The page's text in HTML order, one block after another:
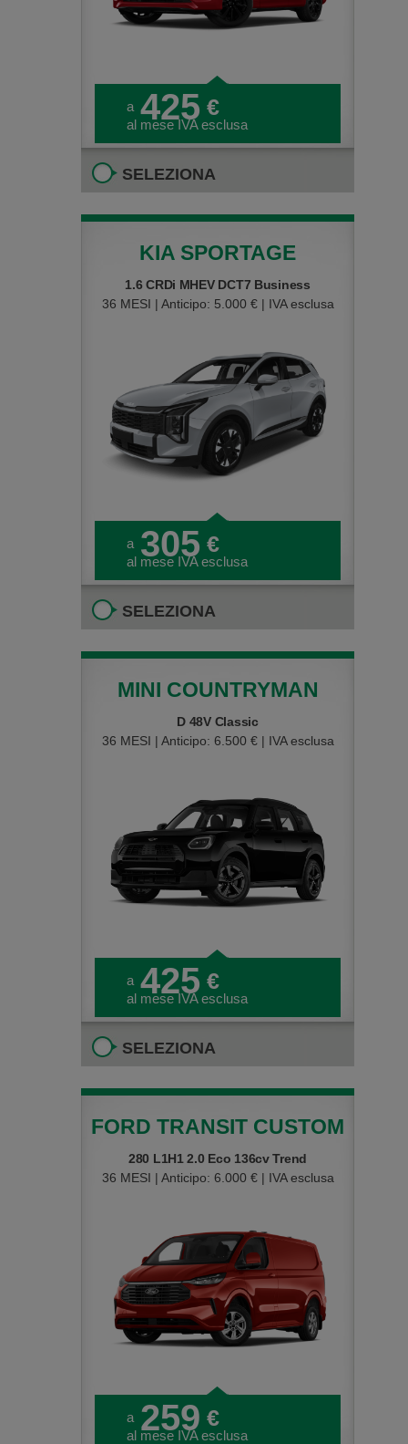
a 425 €
al mese IVA esclusa
SELEZIONA
KIA SPORTAGE
1.6 CRDi MHEV DCT7 Business
36 MESI | Anticipo: 5.000 € | IVA esclusa
a 305 €
al mese IVA esclusa
SELEZIONA
MINI COUNTRYMAN
D 48V Classic
36 MESI | Anticipo: 6.500 € | IVA esclusa
a 425 €
al mese IVA esclusa
SELEZIONA
FORD TRANSIT CUSTOM
280 L1H1 2.0 Eco 136cv Trend
36 MESI | Anticipo: 6.000 € | IVA esclusa
a 259 €
al mese IVA esclusa